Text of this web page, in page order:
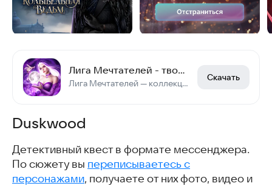
Лига Мечтателей - твои истории
Лига Мечтателей — коллекция визуальных новелл, в которой вы сами делаете выбор!
Скачать
Duskwood
Детективный квест в формате мессенджера.
По сюжету вы переписываетесь с
персонажами, получаете от них фото, видео и